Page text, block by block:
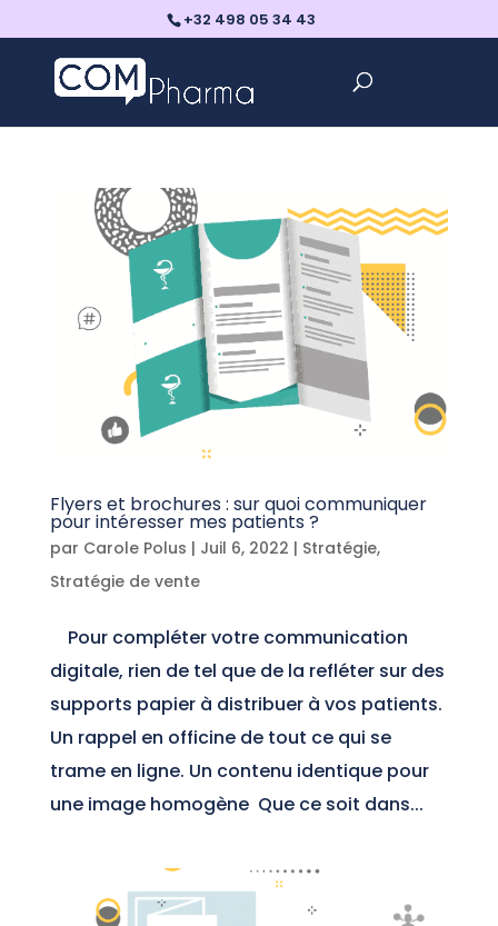
+32 498 05 34 43
Flyers et brochures : sur quoi communiquer
pour intéresser mes patients ?
par Carole Polus | Juil 6, 2022 | Stratégie,
Stratégie de vente
Pour compléter votre communication
digitale, rien de tel que de la refléter sur des
supports papier à distribuer à vos patients.
Un rappel en officine de tout ce qui se
trame en ligne. Un contenu identique pour
une image homogène Que ce soit dans...